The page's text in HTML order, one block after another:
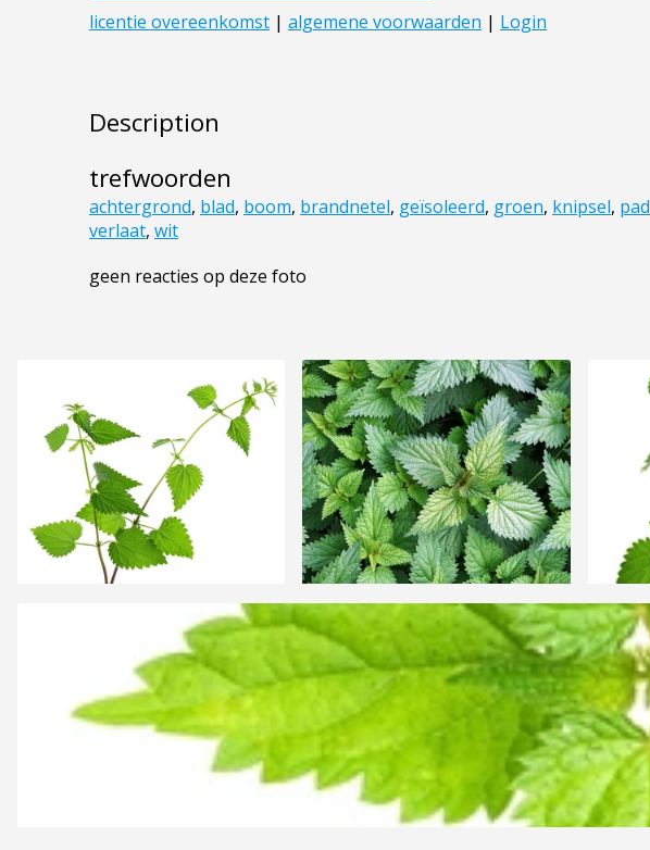
Description
trefwoorden
achtergrond, blad, boom, brandnetel, geïsoleerd, groen, knipsel, pad
verlaat, wit
geen reacties op deze foto